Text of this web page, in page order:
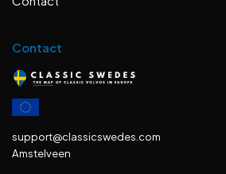
Contact
support@classicswedes.com
Amstelveen